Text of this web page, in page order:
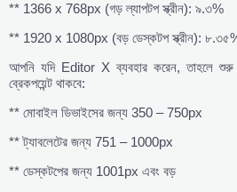
** 1366 x 768px (গড় ল্যাপটপ স্ক্রীন): ৯.৩%
** 1920 x 1080px (বড় ডেস্কটপ স্ক্রীন):
আপনি যদি Editor X ব্যবহার করেন, তাহলে শুরু
ব্রেকপয়েন্ট থাকবে:
** মোবাইল ডিভাইসের জন্য 350 – 750px
** ট্যাবলেটের জন্য 751 – 1000px
** ডেস্কটপের জন্য 1001px এবং বড়